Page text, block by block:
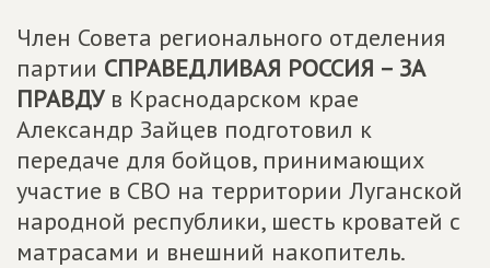
Член Совета регионального отделения
партии СПРАВЕДЛИВАЯ РОССИЯ – ЗА
ПРАВДУв Краснодарском крае
Александр Зайцев подготовил к
передаче для бойцов, принимающих
участие в СВО на территории Луганской
народной республики, шесть кроватей с
матрасами и внешний накопитель.